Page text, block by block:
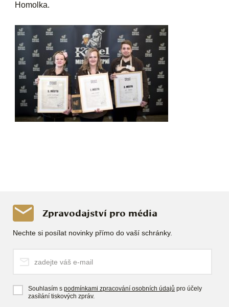
Homolka.
Zpravodajství pro média
Nechte si posílat novinky přímo do vaší schránky.
Souhlasím spodmínkami zpracování osobních údajů pro účely
zasílání tiskových zpráv.